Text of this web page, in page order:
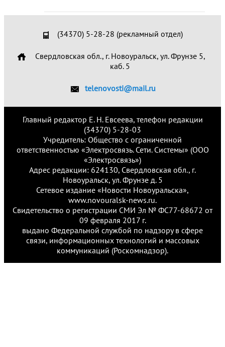
(34370) 5-28-28 (рекламный отдел)
Свердловская обл., г. Новоуральск, ул. Фрунзе 5,
каб. 5
telenovosti@mail.ru
Главный редактор Е. Н. Евсеева, телефон редакции
(34370) 5-28-03
Учредитель: Общество с ограниченной
ответственностью «Электросвязь. Сети. Системы» (ООО
«Электросвязь»)
Адрес редакции: 624130, Свердловская обл., г.
Новоуральск, ул. Фрунзе д. 5
Сетевое издание «Новости Новоуральска»,
www.novouralsk-news.ru.
Свидетельство о регистрации СМИ Эл № ФС77-68672 от
09 февраля 2017 г.
выдано Федеральной службой по надзору в сфере
связи, информационных технологий и массовых
коммуникаций (Роскомнадзор).